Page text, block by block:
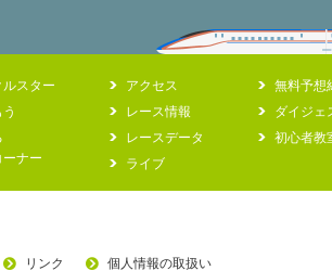
スター
ナー
アクセス
レース情報
レースデータ
ライブ
無料予想
ダイジェ
初心者教
リンク 個人情報の取扱い